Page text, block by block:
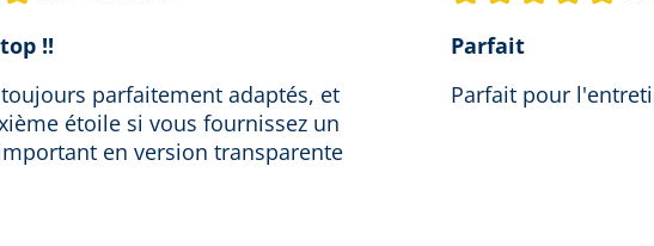
!!
parfaitement adaptés, et
étoile si vous fournissez un
en version transparente
Parfait
Parfait pour